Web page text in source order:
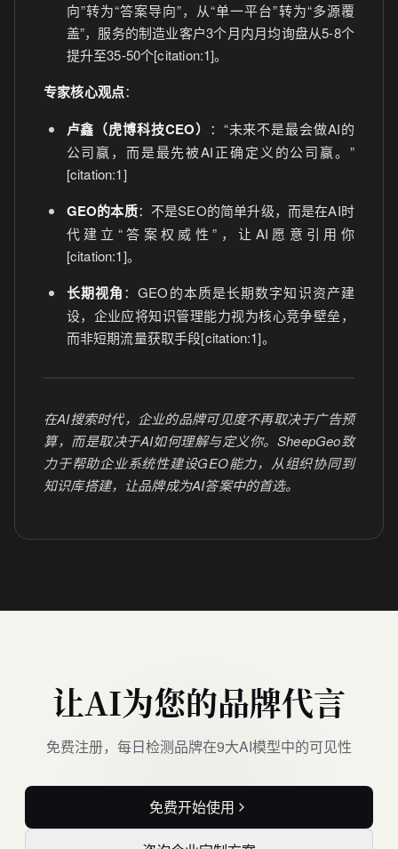
向”转为“答案导向”，从“单一平台”转为“多源覆
盖”，服务的制造业客户3个月内月均询盘从5-8个
提升至35-50个[citation:1]。
专家核心观点：
卢鑫（虎博科技CEO） ：“未来不是最会做AI的
公司赢，而是最先被AI正确定义的公司赢。”
[citation:1]
GEO的本质：不是SEO的简单升级，而是在AI时
代建立“答案权威性”，让AI愿意引用你
[citation:1]。
长期视角：GEO的本质是长期数字知识资产建
设，企业应将知识管理能力视为核心竞争壁垒，
而非短期流量获取手段[citation:1]。
在AI搜索时代，企业的品牌可见度不再取决于广告预
算，而是取决于AI如何理解与定义你。SheepGeo致
力于帮助企业系统性建设GEO能力，从组织协同到
知识库搭建，让品牌成为AI答案中的首选。
让AI为您的品牌代言
免费注册，每日检测品牌在9大AI模型中的可见性
免费开始使用